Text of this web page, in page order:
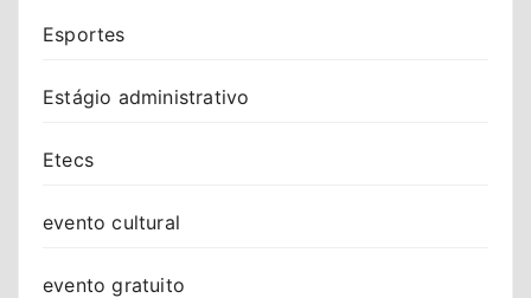
Esportes
Estágio administrativo
Etecs
evento cultural
evento gratuito